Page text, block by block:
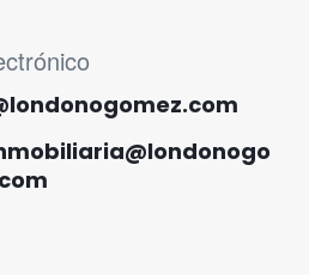
ELECTRÓNICO